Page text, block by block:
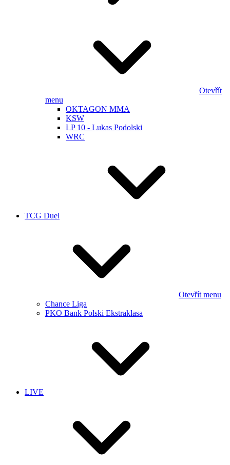
Otevřít
menu
OKTAGON MMA
KSW
LP 10 - Lukas Podolski
WRC
TCG Duel
Otevřít menu
Chance Liga
PKO Bank Polski Ekstraklasa
LIVE